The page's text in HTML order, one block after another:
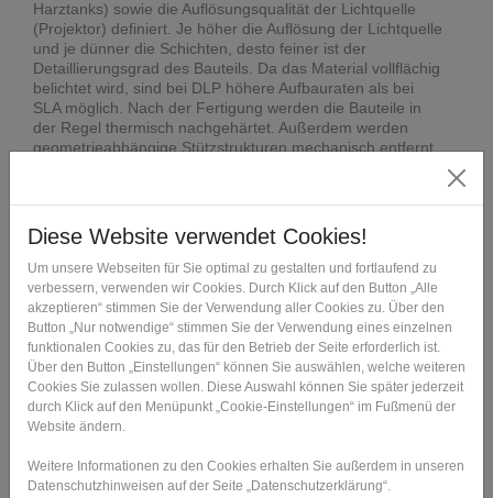
Harztanks) sowie die Auflösungsqualität der Lichtquelle
(Projektor) definiert. Je höher die Auflösung der Lichtquelle
und je dünner die Schichten, desto feiner ist der
Detaillierungsgrad des Bauteils. Da das Material vollflächig
belichtet wird, sind bei DLP höhere Aufbauraten als bei
SLA möglich. Nach der Fertigung werden die Bauteile in
der Regel thermisch nachgehärtet. Außerdem werden
geometrieabhängige Stützstrukturen mechanisch entfernt.
der Luft- und Raumfahrt.
Perfektion im Detail – auch in Serie
Mit DLP lassen sich Bauteile mit einer Aufbaurate von bis
zu 100 mm/h herstellen, die durch einen extrem hohen
Detaillierungsgrad, scharfe Konturen und sehr glatte
Oberflächen überzeugen. Aufgrund der zur Verfügung
stehenden Materialvielfalt können feste und haltbare
Werkstoffe mit thermoplastikähnlichem Verhalten,
gummiähnliche, gießbare, hitzebeständige und
verarbeitet werden. Insofern ist DLP nicht nur aus
qualitativer Sicht, sondern auch aus Kostengründen eine